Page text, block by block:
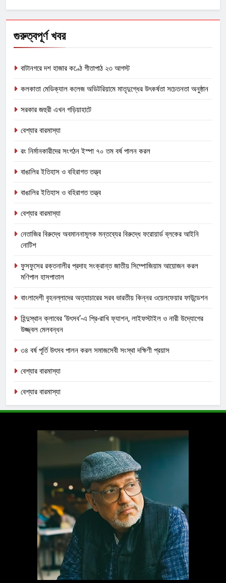
গুরুত্বপূর্ণ খবর
বাটানগরে দশ হাজার কণ্ঠে গীতাপাঠ ২৩ আগস্ট
কলকাতা মেডিক্যাল কলেজ অডিটরিয়ামে মাতৃদুগ্ধের উৎকর্ষতা সচেতনতা অনুষ্ঠান
সরকার জহুরী এখন গড়িয়াহাটে
বেশ্যার বারমাস্যা
রং নির্মানকারীদের সংগঠন ইস্পা ৭০ তম বর্ষ পালন করল
বাঙালির ইতিহাস ও বহিরাগত তত্ত্ব
বাঙালির ইতিহাস ও বহিরাগত তত্ত্ব
বেশ্যার বারমাস্যা
নেতাজির বিরুদ্ধে অবমাননামূলক মন্তব্যের বিরুদ্ধে ফরোয়ার্ড ব্লকের আইনি
নোটিশ
ফুসফুসের রক্তনালীর প্রদাহ সংক্রান্ত জাতীয় সিম্পোজিয়াম আয়োজন করল
মণিপাল হাসপাতাল
বাংলাদেশী বৃহনল্লাদের অত্যাচারের সরব ভারতীয় কিন্নর ওয়েলফেয়ার ফাউন্ডেশন
হিন্দুস্থান ক্লাবের ‘উৎসব’-এ প্রি-রাখি ফ্যাশন, লাইফস্টাইল ও নারী উদ্যোগের
উজ্জ্বল মেলবন্ধন
৩৪ বর্ষ পূর্তি উৎসব পালন করল সমাজসেবী সংস্থা দক্ষিণী প্রয়াস
বেশ্যার বারমাস্যা
বেশ্যার বারমাস্যা